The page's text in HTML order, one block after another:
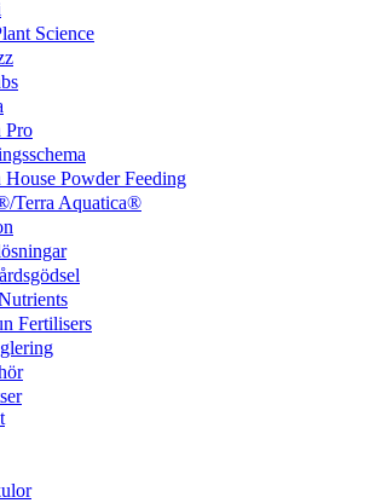
Science
Pro
House Powder Feeding
Terra Aquatica®
Fertilisers